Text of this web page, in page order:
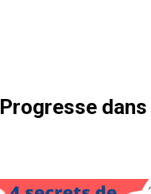
Progresse